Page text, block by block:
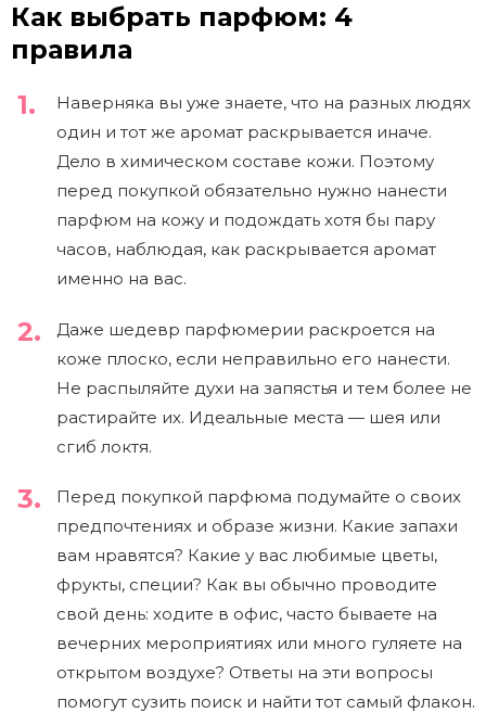
Как выбрать парфюм: 4
правила
Наверняка вы уже знаете, что на разных людях
один и тот же аромат раскрывается иначе.
Дело в химическом составе кожи. Поэтому
перед покупкой обязательно нужно нанести
парфюм на кожу и подождать хотя бы пару
часов, наблюдая, как раскрывается аромат
именно на вас.
Даже шедевр парфюмерии раскроется на
коже плоско, если неправильно его нанести.
Не распыляйте духи на запястья и тем более не
растирайте их. Идеальные места — шея или
сгиб локтя.
Перед покупкой парфюма подумайте о своих
предпочтениях и образе жизни. Какие запахи
вам нравятся? Какие у вас любимые цветы,
фрукты, специи? Как вы обычно проводите
свой день: ходите в офис, часто бываете на
вечерних мероприятиях или много гуляете на
открытом воздухе? Ответы на эти вопросы
помогут сузить поиск и найти тот самый флакон.